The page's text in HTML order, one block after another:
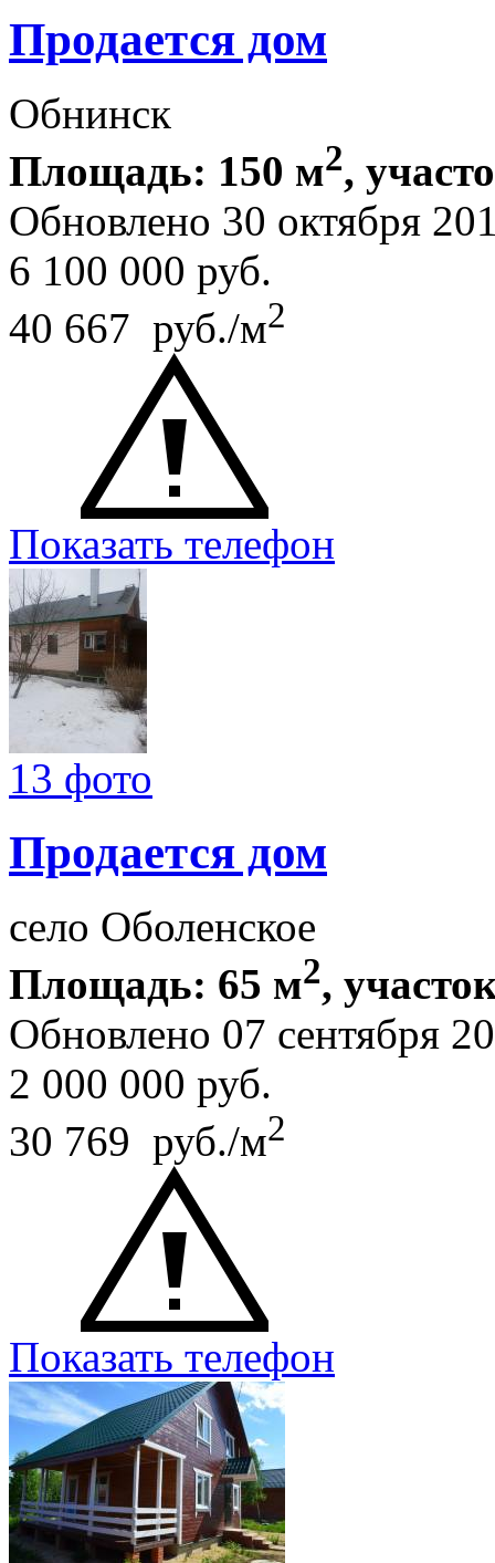
Продается дом
Обнинск
Площадь: 150 м2,
Обновлено 30 октября
6 100 000 руб.
40 667 руб./м2
Показать телефон
13 фото
Продается дом
село Оболенское
Площадь: 65 м2,
Обновлено 07 сентября
2 000 000 руб.
30 769 руб./м2
Показать телефон